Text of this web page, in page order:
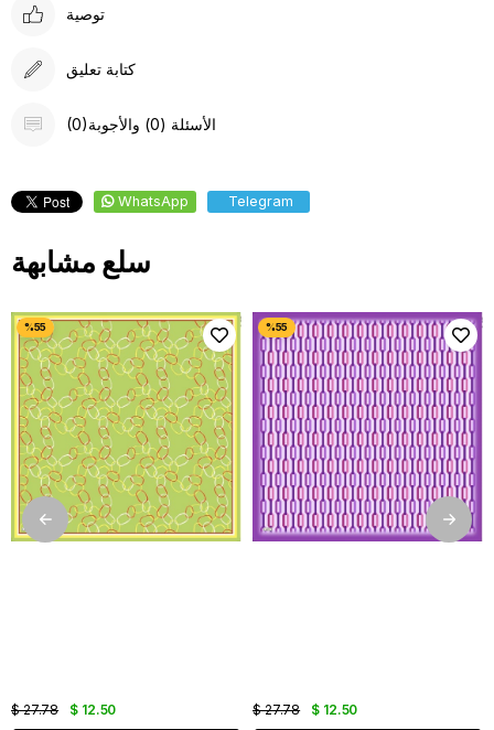
توصية
كتابة تعليق
(0)الأسئلة (0) والأجوبة
WhatsApp Telegram
سلع مشابهة
$ 12.50
$ 27.78 $ 12.50
$ 27.78